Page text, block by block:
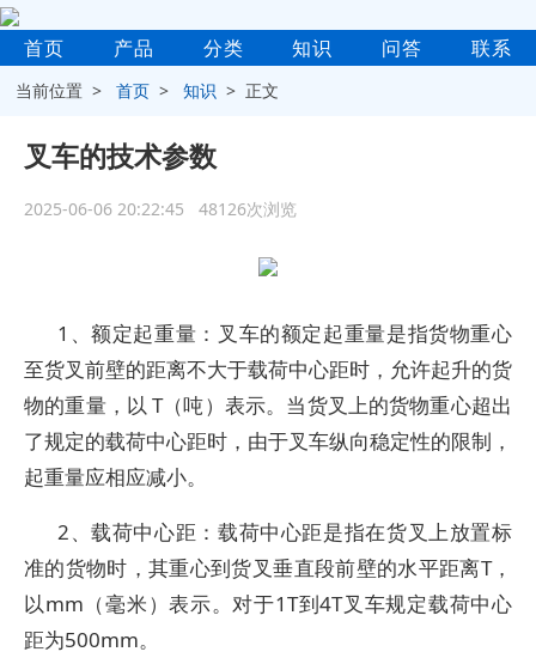
首页 产品 分类 知识 问答 联系
当前位置 >首页 >知识 > 正文
叉车的技术参数
2025-06-06 20:22:45 48126次浏览
1、额定起重量：叉车的额定起重量是指货物重心
至货叉前壁的距离不大于载荷中心距时，允许起升的货
物的重量，以 T（吨）表示。当货叉上的货物重心超出
了规定的载荷中心距时，由于叉车纵向稳定性的限制，
起重量应相应减小。
2、载荷中心距：载荷中心距是指在货叉上放置标
准的货物时，其重心到货叉垂直段前壁的水平距离T，
以mm（毫米）表示。对于1T到4T叉车规定载荷中心
距为500mm。